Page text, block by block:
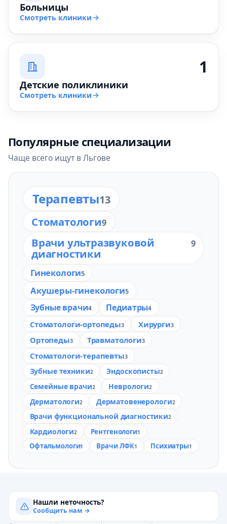
Больницы
Смотреть клиники
1
Детские поликлиники
Смотреть клиники
Популярные специализации
Чаще всего ищут в Льгове
Терапевты13
Стоматологи9
Врачи ультразвуковой
диагностики
9
Гинекологи5
Акушеры-гинекологи5
Зубные врачи4 Педиатры4
Стоматологи-ортопеды3 Хирурги3
Ортопеды3 Травматологи3
Стоматологи-терапевты3
Зубные техники2 Эндоскописты2
Семейные врачи2 Неврологи2
Дерматологи2 Дерматовенерологи2
Врачи функциональной диагностики2
Кардиологи2 Рентгенологи1
Офтальмологи1 Врачи ЛФК1 Психиатры1
Нашли неточность?
Сообщить нам →